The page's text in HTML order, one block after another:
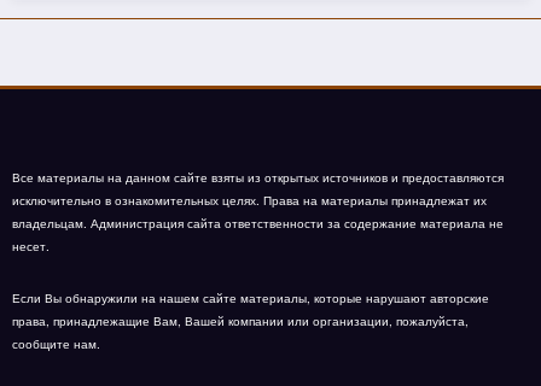
Все материалы на данном сайте взяты из открытых источников и предоставляются
исключительно в ознакомительных целях. Права на материалы принадлежат их
владельцам. Администрация сайта ответственности за содержание материала не
несет.
Если Вы обнаружили на нашем сайте материалы, которые нарушают авторские
права, принадлежащие Вам, Вашей компании или организации, пожалуйста,
сообщите нам.